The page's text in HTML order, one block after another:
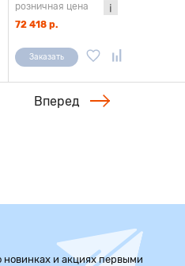
розничная цена
72 418 р.
Заказать
Вперед
и акциях первыми